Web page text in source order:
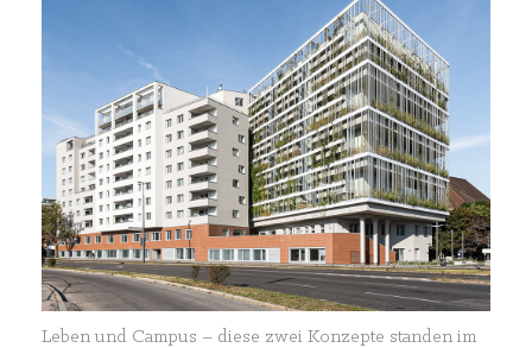
Leben und Campus – diese zwei Konzepte standen im